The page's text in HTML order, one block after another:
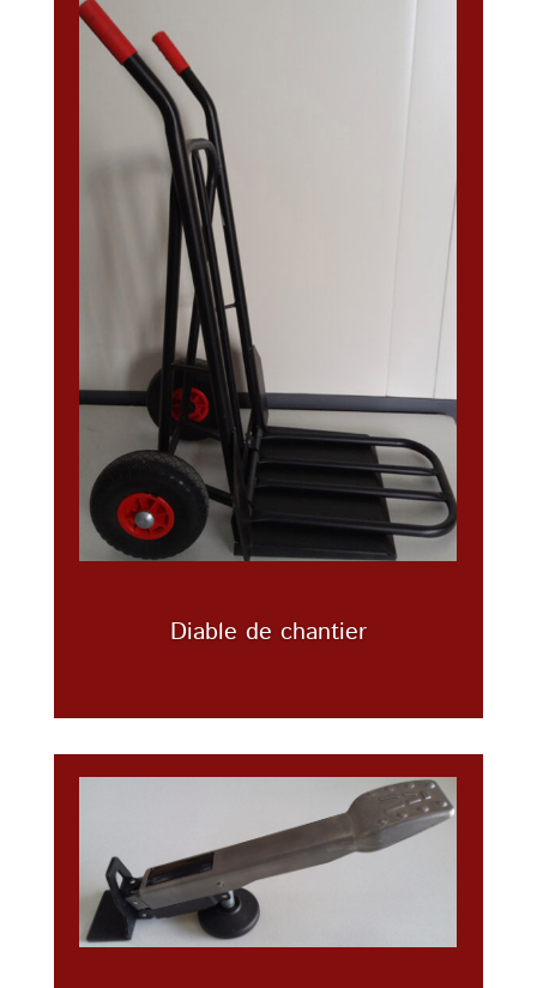
Diable de chantier